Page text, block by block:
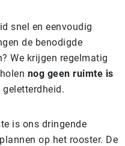
snel en eenvoudig
de benodigde
We krijgen regelmatig
nog geen ruimte is
is ons dringende
op het rooster. De